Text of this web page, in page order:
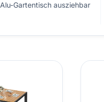
Alu-Gartentisch ausziehbar